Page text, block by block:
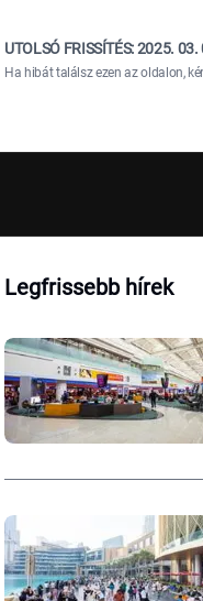
UTOLSÓ FRISSÍTÉS:2025. 03.
Ha hibát találsz ezen az oldalon,
Legfrissebb hírek